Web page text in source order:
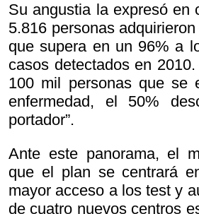
Su angustia la expresó en
5.816 personas
que supera en un 96% a
casos detectados en
100 mil personas que se
enfermedad, el 50%
portador”.
Ante este panorama, el
que el plan se centrará
mayor acceso a los test y
de cuatro nuevos centros